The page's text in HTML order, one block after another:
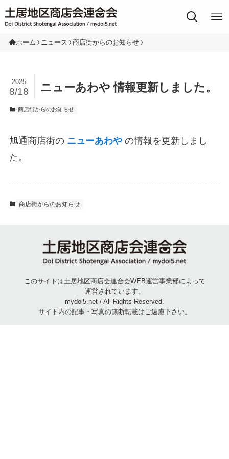
土居地区の商店街
ホーム ニュース 商店街からのお知らせ
ニューあわや 情報更新しました。
2025
8/18
商店街からのお知らせ
旭通商店街の ニューあわやの情報を更新しまし
た。
商店街からのお知らせ
このサイトは土居地区商店会連合会WEB運営事業部によって
運営されています。
mydoi5.net / All Rights Reserved.
サイト内の記事・写真の無断転載はご遠慮下さい。